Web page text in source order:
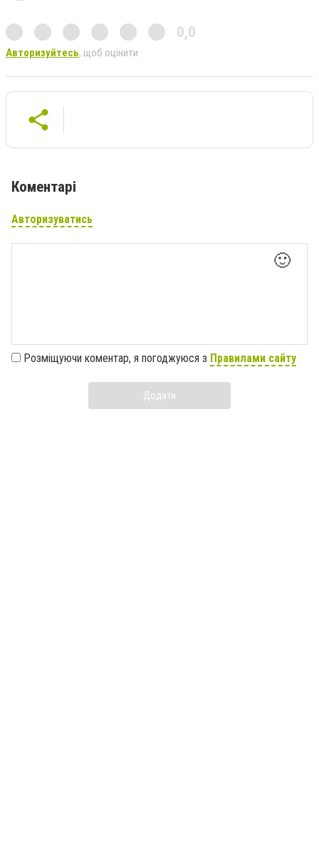
0,0
Авторизуйтесь, щоб оцінити
Коментарі
Авторизуватись
🙂
Розміщуючи коментар, я погоджуюся з Правилами сайту
Додати